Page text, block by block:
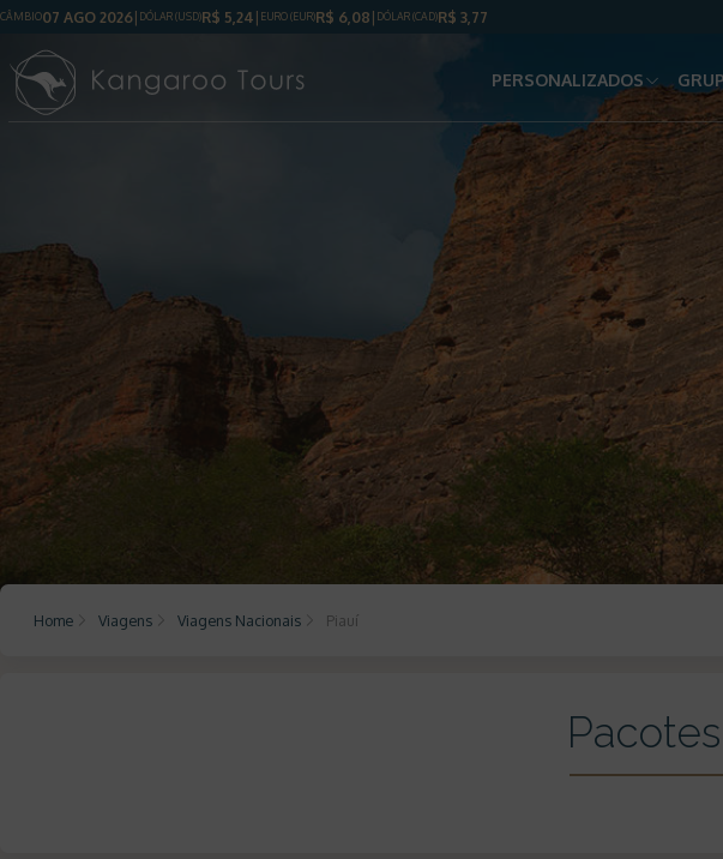
CÂMBIO07 AGO 2026 DÓLAR(USD)R$ 5,24 EURO (EUR)R$ 6,08 DÓLAR(CAD)R$ 3,77
PERSONALIZADOS
Home Viagens Viagens Nacionais Piauí